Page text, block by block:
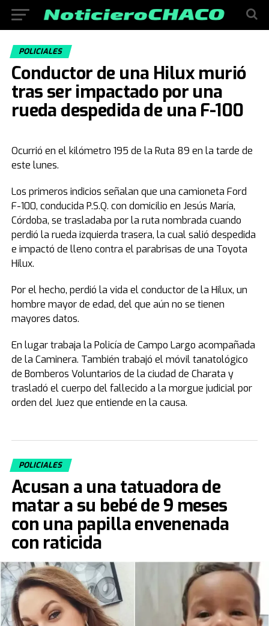
POLICIALES
Conductor de una Hilux murió
tras ser impactado por una
rueda despedida de una F-100
Ocurrió en el kilómetro 195 de la Ruta 89 en la tarde de
este lunes.
Los primeros indicios señalan que una camioneta Ford
F-100, conducida P.S.Q. con domicilio en Jesús María,
Córdoba, se trasladaba por la ruta nombrada cuando
perdió la rueda izquierda trasera, la cual salió despedida
e impactó de lleno contra el parabrisas de una Toyota
Hilux.
Por el hecho, perdió la vida el conductor de la Hilux, un
hombre mayor de edad, del que aún no se tienen
mayores datos.
En lugar trabaja la Policía de Campo Largo acompañada
de la Caminera. También trabajó el móvil tanatológico
de Bomberos Voluntarios de la ciudad de Charata y
trasladó el cuerpo del fallecido a la morgue judicial por
orden del Juez que entiende en la causa.
POLICIALES
Acusan a una tatuadora de
matar a su bebé de 9 meses
con una papilla envenenada
con raticida